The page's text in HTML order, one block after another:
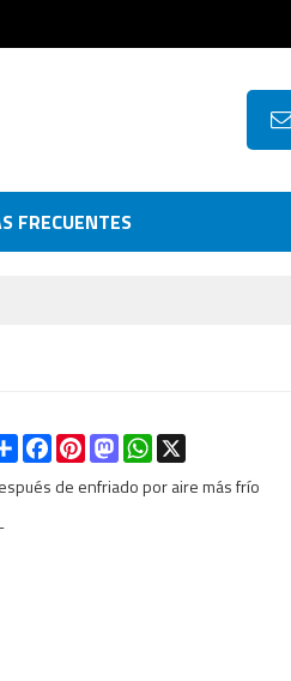
FRECUENTES
ShareFacebookPinterestMastodon
WhatsApp
X
de enfriado por aire más frío